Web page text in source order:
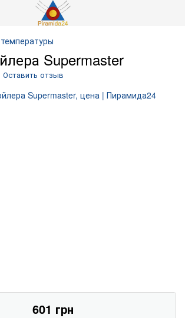
Supermaster
Оставить отзыв
601 грн